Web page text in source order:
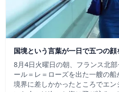
国境という言葉が一日で五つの顔
8月4日火曜日の朝、フランス北
ール＝レ＝ローズを出た一艘の
境界に差しかかったところでエ